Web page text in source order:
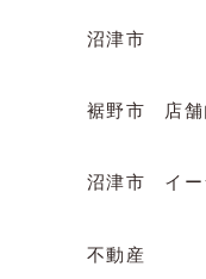
沼津市
裾野市 店舗
沼津市 イー
不動産